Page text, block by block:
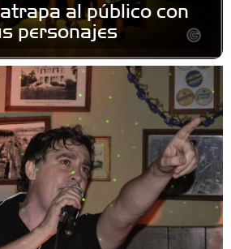
al público con
personajes